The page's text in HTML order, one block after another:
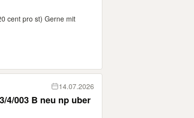
cent pro st) Gerne mit
14.07.2026
4/003 B neu np uber